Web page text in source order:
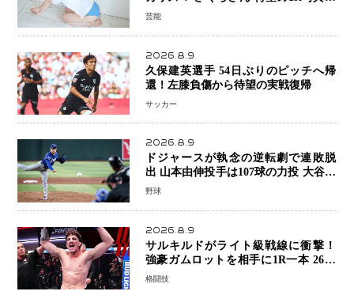
が11月5日発売決定 沖縄で“今しか残
芸能
2026.8.9
久保建英選手 54日ぶりのピッチへ帰
還！左膝負傷から待望の実戦復帰
サッカー
2026.8.9
ドジャースが執念の逆転劇で連敗脱
出 山本由伸投手は107球の力投 大谷翔
平選手が延長10回に勝利を呼び込む一
野球
2026.8.9
サルキルドがライト級戦線に衝撃！
強豪ガムロットを相手に1R一本 26歳
の豪州の新星が「トップ戦線」へ名乗
格闘技